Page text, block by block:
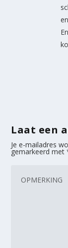
Laat een
Je e-mailadres
gemarkeerd met